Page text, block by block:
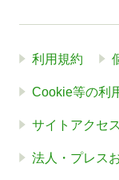
利用規約
Cookie等の利
サイトアクセ
法人・プレス